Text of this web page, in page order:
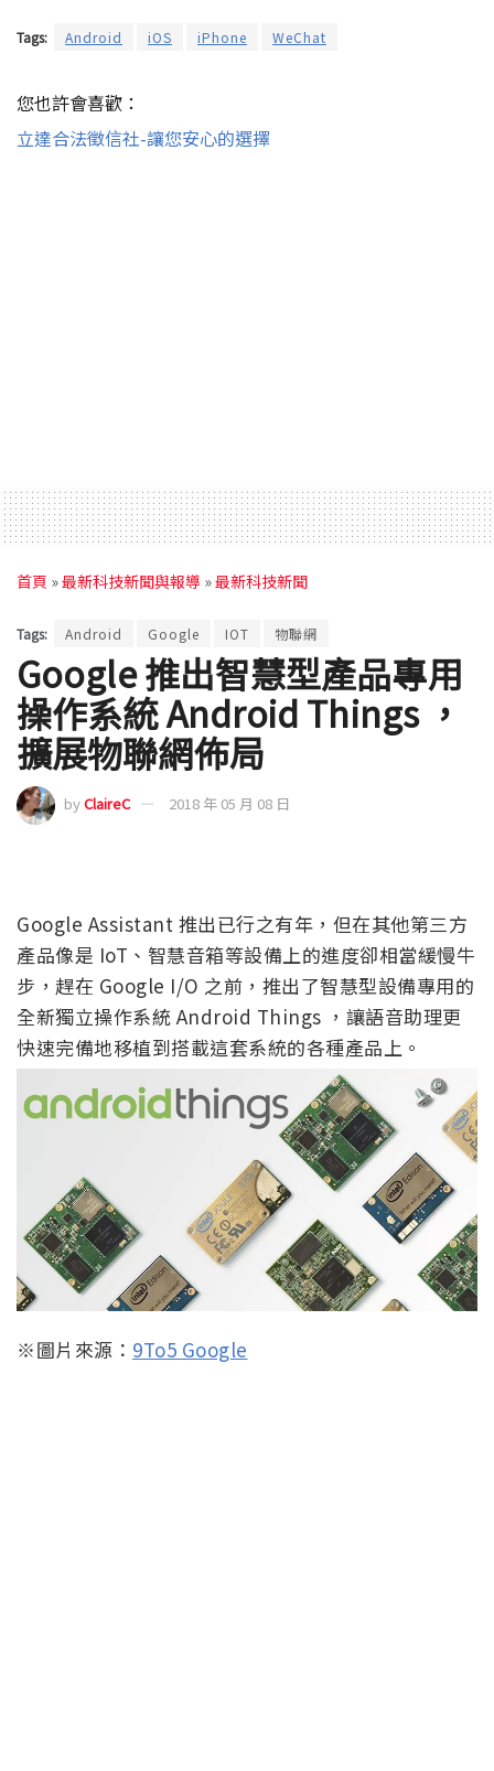
Tags: Android iOS iPhone WeChat
您也許會喜歡：
立達合法徵信社-讓您安心的選擇
首頁 »最新科技新聞與報導 »最新科技新聞
Tags: Android Google IOT 物聯網
Google 推出智慧型產品專用
操作系統 Android Things ，
擴展物聯網佈局
byClaireC 2018 年 05 月 08 日
Google Assistant 推出已行之有年，但在其他第三方
產品像是 IoT、智慧音箱等設備上的進度卻相當緩慢牛
步，趕在 Google I/O 之前，推出了智慧型設備專用的
全新獨立操作系統 Android Things ，讓語音助理更
快速完備地移植到搭載這套系統的各種產品上。
※圖片來源： 9To5 Google